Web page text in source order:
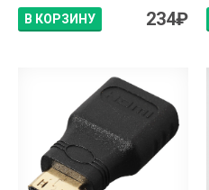
В КОРЗИНУ 234₽